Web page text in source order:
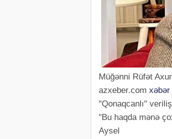
Müğənni Rüfət
azxeber.com xəbər
"Qonaqcanlı"
"Bu haqda mənə
Aysel